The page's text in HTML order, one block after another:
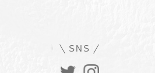
SNS